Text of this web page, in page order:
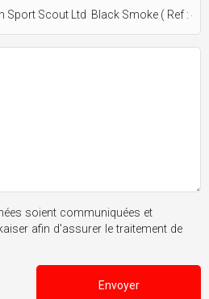
soient communiquées et
afin d'assurer le traitement de
Envoyer